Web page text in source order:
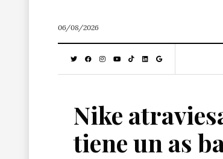
06/08/2026
Nike
tiene un as